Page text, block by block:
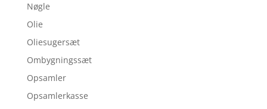
Nøgle
Olie
Oliesugersæt
Ombygningssæt
Opsamler
Opsamlerkasse